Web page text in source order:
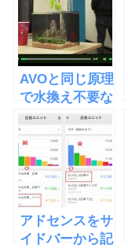
AVOと同じ原理
で水換え不要な
水槽
「EcoQube
アドセンスをサ
イドバーから記